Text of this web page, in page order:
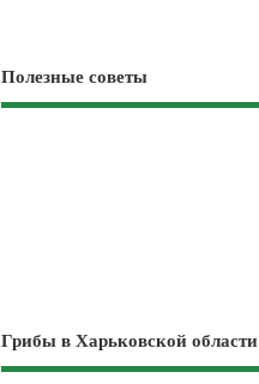
Полезные советы
Грибы в Харьковской области